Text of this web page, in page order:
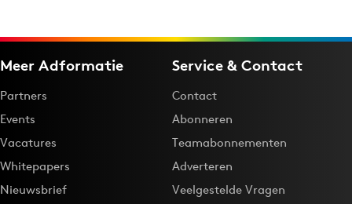
Meer Adformatie
Partners
Events
Vacatures
Whitepapers
Nieuwsbrief
Service & Contact
Contact
Abonneren
Teamabonnementen
Adverteren
Veelgestelde Vragen